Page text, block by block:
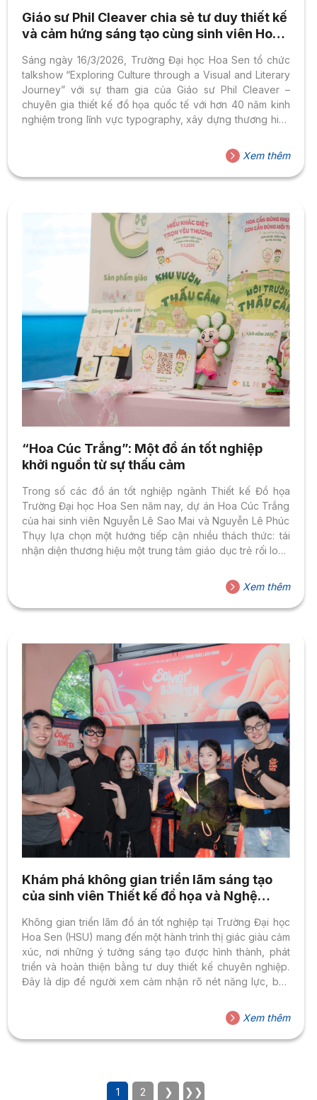
Giáo sư Phil Cleaver chia sẻ tư duy thiết kế
và cảm hứng sáng tạo cùng sinh viên Hoa
Sáng ngày 16/3/2026, Trường Đại học Hoa Sen tổ chức
talkshow “Exploring Culture through a Visual and Literary
Journey” với sự tham gia của Giáo sư Phil Cleaver –
chuyên gia thiết kế đồ họa quốc tế với hơn 40 năm kinh
nghiệm trong lĩnh vực typography, xây dựng thương hiệu
và giảng viên quan tâm đến thiết kế, sáng tạo và truyền
thông thị giác. Với sự dẫn dắt của ThS Ngô Anh Chi –
giảng viên Viện Anh ngữ và Hội nhập quốc tế, toàn...
Xem thêm
“Hoa Cúc Trắng”: Một đồ án tốt nghiệp
khởi nguồn từ sự thấu cảm
Trong số các đồ án tốt nghiệp ngành Thiết kế Đồ họa
Trường Đại học Hoa Sen năm nay, dự án Hoa Cúc Trắng
của hai sinh viên Nguyễn Lê Sao Mai và Nguyễn Lê Phúc
Thụy lựa chọn một hướng tiếp cận nhiều thách thức: tái
nhận diện thương hiệu một trung tâm giáo dục trẻ rối loạn
người làm thiết kế vào vai trò của người quan sát, lắng
nghe và đồng hành. Với nhóm đối tượng đặc biệt, đòi hỏi
người thiết kế...
Xem thêm
Khám phá không gian triển lãm sáng tạo
của sinh viên Thiết kế đồ họa và Nghệ
Không gian triển lãm đồ án tốt nghiệp tại Trường Đại học
Hoa Sen (HSU) mang đến một hành trình thị giác giàu cảm
xúc, nơi những ý tưởng sáng tạo được hình thành, phát
triển và hoàn thiện bằng tư duy thiết kế chuyên nghiệp.
Đây là dịp để người xem cảm nhận rõ nét năng lực, bản
Thiết kế Đồ họa và Nghệ thuật số. Vừa qua, Khoa Thiết kế
– Nghệ thuật HSU đã tổ chức Bảo vệ Đồ án Tốt nghiệp và
Triển lãm...
Xem thêm
1 2 ❯ ❯❯